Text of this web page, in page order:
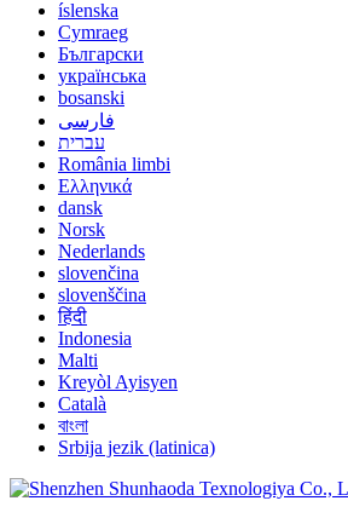
íslenska
Cymraeg
Български
українська
bosanski
فارسی
עברית
România limbi
Ελληνικά
dansk
Norsk
Nederlands
slovenčina
slovenščina
हिंदी
Indonesia
Malti
Kreyòl Ayisyen
Català
বাংলা
Srbija jezik (latinica)